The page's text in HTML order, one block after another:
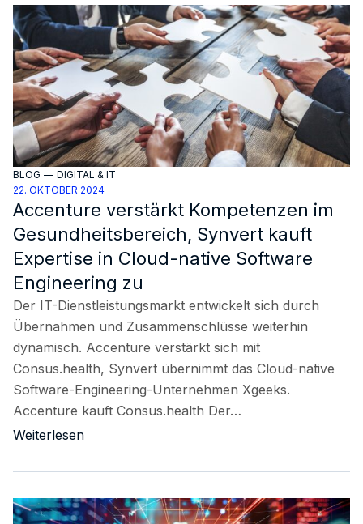
BLOG — DIGITAL & IT
22. OKTOBER 2024
Accenture verstärkt Kompetenzen im
Gesundheitsbereich, Synvert kauft
Expertise in Cloud-native Software
Engineering zu
Der IT-Dienstleistungsmarkt entwickelt sich durch
Übernahmen und Zusammenschlüsse weiterhin
dynamisch. Accenture verstärkt sich mit
Consus.health, Synvert übernimmt das Cloud-native
Software-Engineering-Unternehmen Xgeeks.
Accenture kauft Consus.health Der…
Weiterlesen